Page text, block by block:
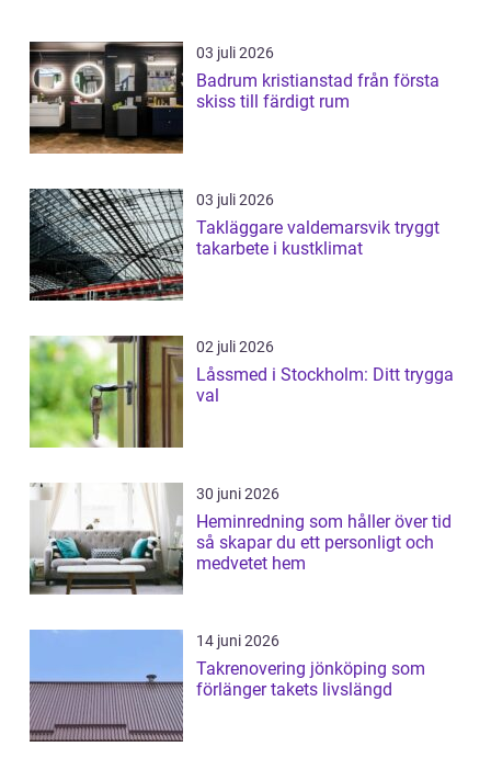
03 juli 2026
Badrum kristianstad från första
skiss till färdigt rum
03 juli 2026
Takläggare valdemarsvik tryggt
takarbete i kustklimat
02 juli 2026
Låssmed i Stockholm: Ditt trygga
val
30 juni 2026
Heminredning som håller över tid
så skapar du ett personligt och
medvetet hem
14 juni 2026
Takrenovering jönköping som
förlänger takets livslängd